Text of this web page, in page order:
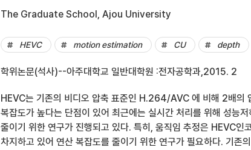
The Graduate School, Ajou University
HEVC motion estimation CU depth
학위논문(석사)--아주대학교 일반대학원 :전자공학과,2015. 2
HEVC는 기존의 비디오 압축 표준인 H.264/AVC 에 비해 2배의
복잡도가 높다는 단점이 있어 최근에는 실시간 처리를 위해 성능
줄이기 위한 연구가 진행되고 있다. 특히, 움직임 추정은 HEVC
차지하고 있어 연산 복잡도를 줄이기 위한 연구가 필요하다. 기존